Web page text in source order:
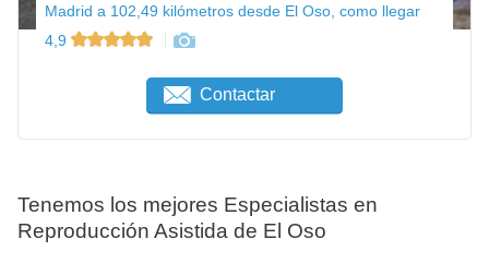
Madrid a 102,49 kilómetros desde El Oso, como llegar
4,9
Contactar
Tenemos los mejores Especialistas en
Reproducción Asistida de El Oso